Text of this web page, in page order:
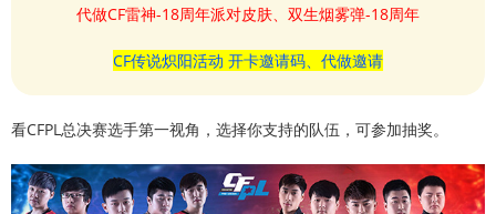
代做CF雷神-18周年派对皮肤、双生烟雾弹-18周年
CF传说炽阳活动 开卡邀请码、代做邀请
看CFPL总决赛选手第一视角，选择你支持的队伍，可参加抽奖。